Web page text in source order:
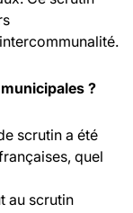
?
scrutin a été
quel
au scrutin